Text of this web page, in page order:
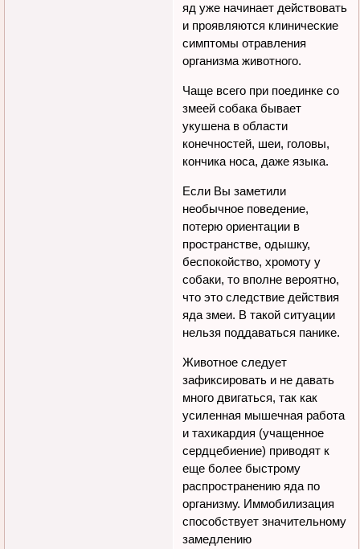
яд уже начинает действовать
и проявляются клинические
симптомы отравления
организма животного.
Чаще всего при поединке со
змеей собака бывает
укушена в области
конечностей, шеи, головы,
кончика носа, даже языка.
Если Вы заметили
необычное поведение,
потерю ориентации в
пространстве, одышку,
беспокойство, хромоту у
собаки, то вполне вероятно,
что это следствие действия
яда змеи. В такой ситуации
нельзя поддаваться панике.
Животное следует
зафиксировать и не давать
много двигаться, так как
усиленная мышечная работа
и тахикардия (учащенное
сердцебиение) приводят к
еще более быстрому
распространению яда по
организму. Иммобилизация
способствует значительному
замедлению